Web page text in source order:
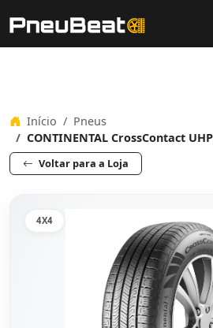
Início
Pneus
CONTINENTAL CrossContact
Voltar para a Loja
4X4